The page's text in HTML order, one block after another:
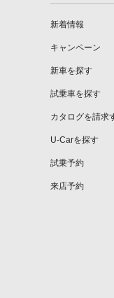
新着情報
キャンペーン
新車を探す
試乗車を探す
カタログを請求
U-Carを探す
試乗予約
来店予約